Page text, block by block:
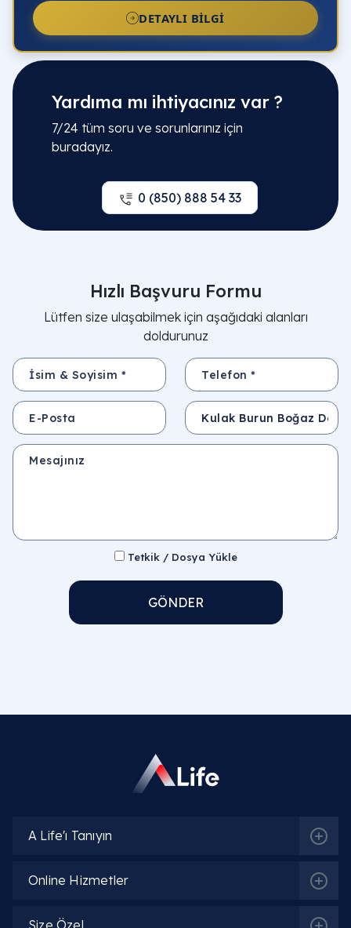
DETAYLI BILGI
Yardıma mı ihtiyacınız var ?
7/24 tüm soru ve sorunlarınız için
buradayız.
0 (850) 888 54 33
Hızlı Başvuru Formu
Lütfen size ulaşabilmek için aşağıdaki alanları
doldurunuz
İsim & Soyisim * Telefon *
E-Posta Konu
Mesajınız
Tetkik / Dosya Yükle
GÖNDER
A Life'ı Tanıyın
Online Hizmetler